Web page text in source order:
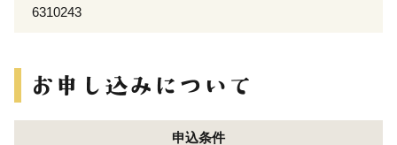
6310243
申込条件